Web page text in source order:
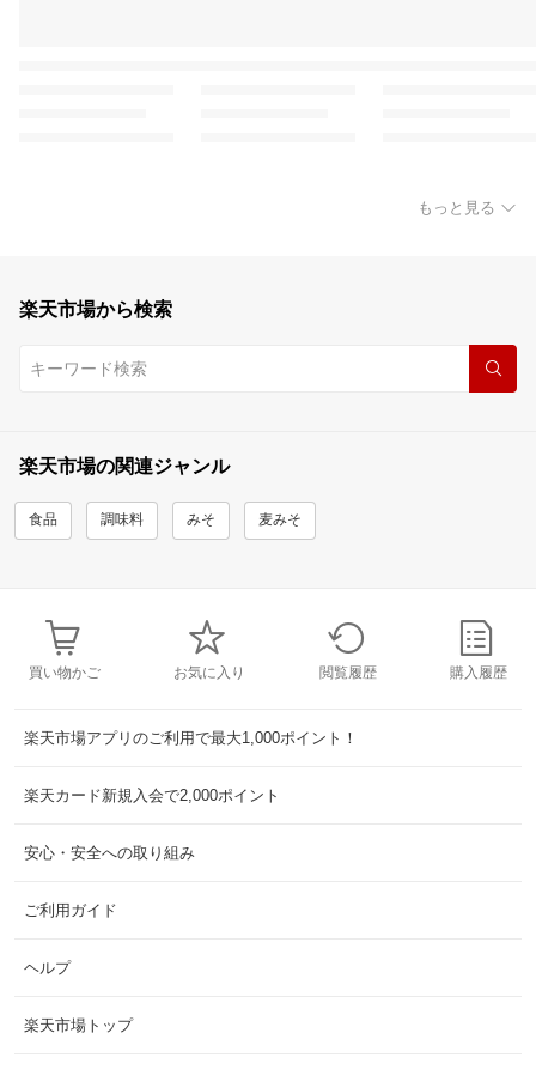
もっと見る
楽天市場から検索
楽天市場の関連ジャンル
食品 調味料 みそ 麦みそ
買い物かご お気に入り 閲覧履歴 購入履歴
楽天市場アプリのご利用で最大1,000ポイント！
楽天カード新規入会で2,000ポイント
安心・安全への取り組み
ご利用ガイド
ヘルプ
楽天市場トップ